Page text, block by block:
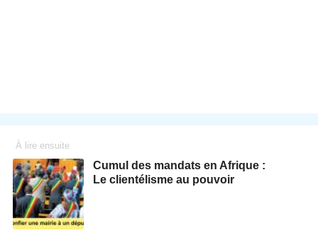
À lire ensuite
Cumul des mandats en Afrique :
Le clientélisme au pouvoir